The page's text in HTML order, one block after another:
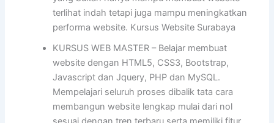
terlihat indah tetapi juga mampu meningkatkan
performa website. Kursus Website Surabaya
KURSUS WEB MASTER – Belajar membuat
website dengan HTML5, CSS3, Bootstrap,
Javascript dan Jquery, PHP dan MySQL.
Mempelajari seluruh proses dibalik tata cara
membangun website lengkap mulai dari nol